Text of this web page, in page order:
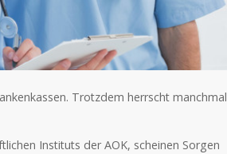
Trotzdem herrscht manchmal
Instituts der AOK, scheinen Sorgen